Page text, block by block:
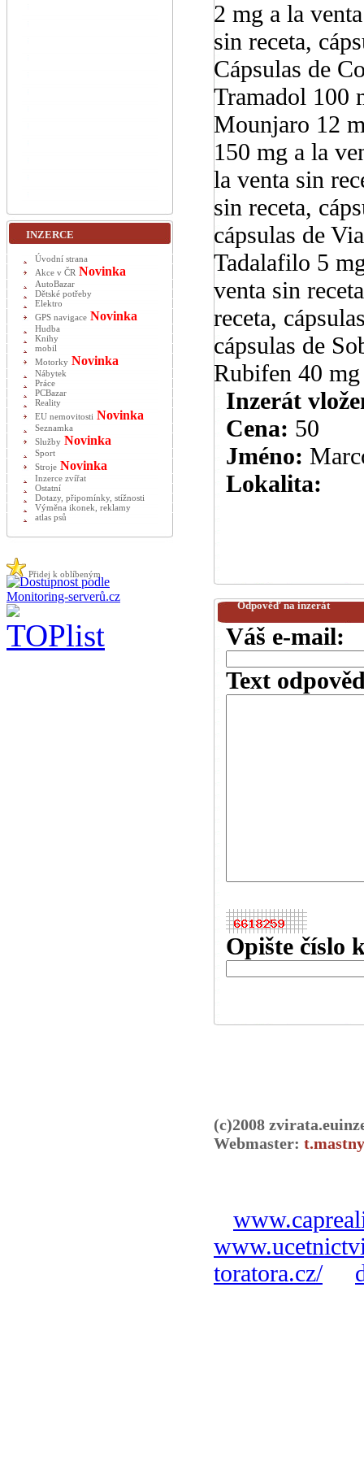
2 mg a la
sin receta,
Cápsulas de
Tramadol 100
Mounjaro 12
150 mg a la
la venta sin
sin receta,
cápsulas de
Tadalafilo 5
venta sin
receta,
cápsulas de
Rubifen 40
Inzerát
Cena: 50
Jméno:
Lokalita:
Odpověď na inzerát
Váš e-mail:
Text
Opište číslo
(c)2008
Webmaster:
toratora.cz/
INZERCE
Úvodní strana
Akce v ČR Novinka
AutoBazar
Dětské potřeby
Elektro
GPS navigace Novinka
Hudba
Knihy
mobil
Motorky Novinka
Nábytek
Práce
PCBazar
Reality
EU nemovitosti Novinka
Seznamka
Služby Novinka
Sport
Stroje Novinka
Inzerce zvířat
Ostatní
Dotazy, připomínky, stížnosti
Výměna ikonek, reklamy
atlas psů
Přidej k oblíbeným